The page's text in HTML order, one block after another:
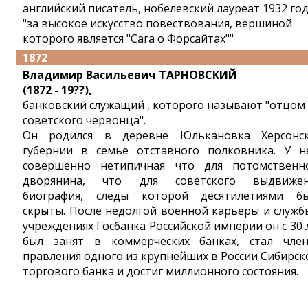
английский писатель, нобелевский лауреат 1932
"за высокое искусство повествования, вершиной
которого является "Сага о Форсайтах""
1872
Владимир Васильевич ТАРНОВСКИЙ
(1872 - 19??),
банковский служащий , которого называют "отцом
советского червонца".
Он родился в деревне Юлькановка
губернии в семье отставного полковника. У
совершенно нетипичная что для
дворянина, что для советского
биография, следы которой десятилетиями
скрыты. После недолгой военной карьеры и
учреждениях Госбанка Российской империи он с 30
был занят в коммерческих банках, стал
правления одного из крупнейших в России
торгового банка и достиг миллионного состояния.